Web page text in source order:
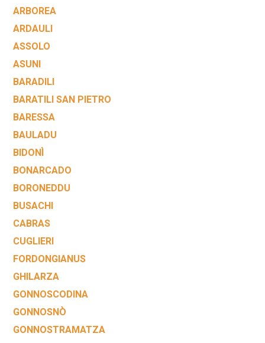
ARBOREA
ARDAULI
ASSOLO
ASUNI
BARADILI
BARATILI SAN PIETRO
BARESSA
BAULADU
BIDONÌ
BONARCADO
BORONEDDU
BUSACHI
CABRAS
CUGLIERI
FORDONGIANUS
GHILARZA
GONNOSCODINA
GONNOSNÒ
GONNOSTRAMATZA